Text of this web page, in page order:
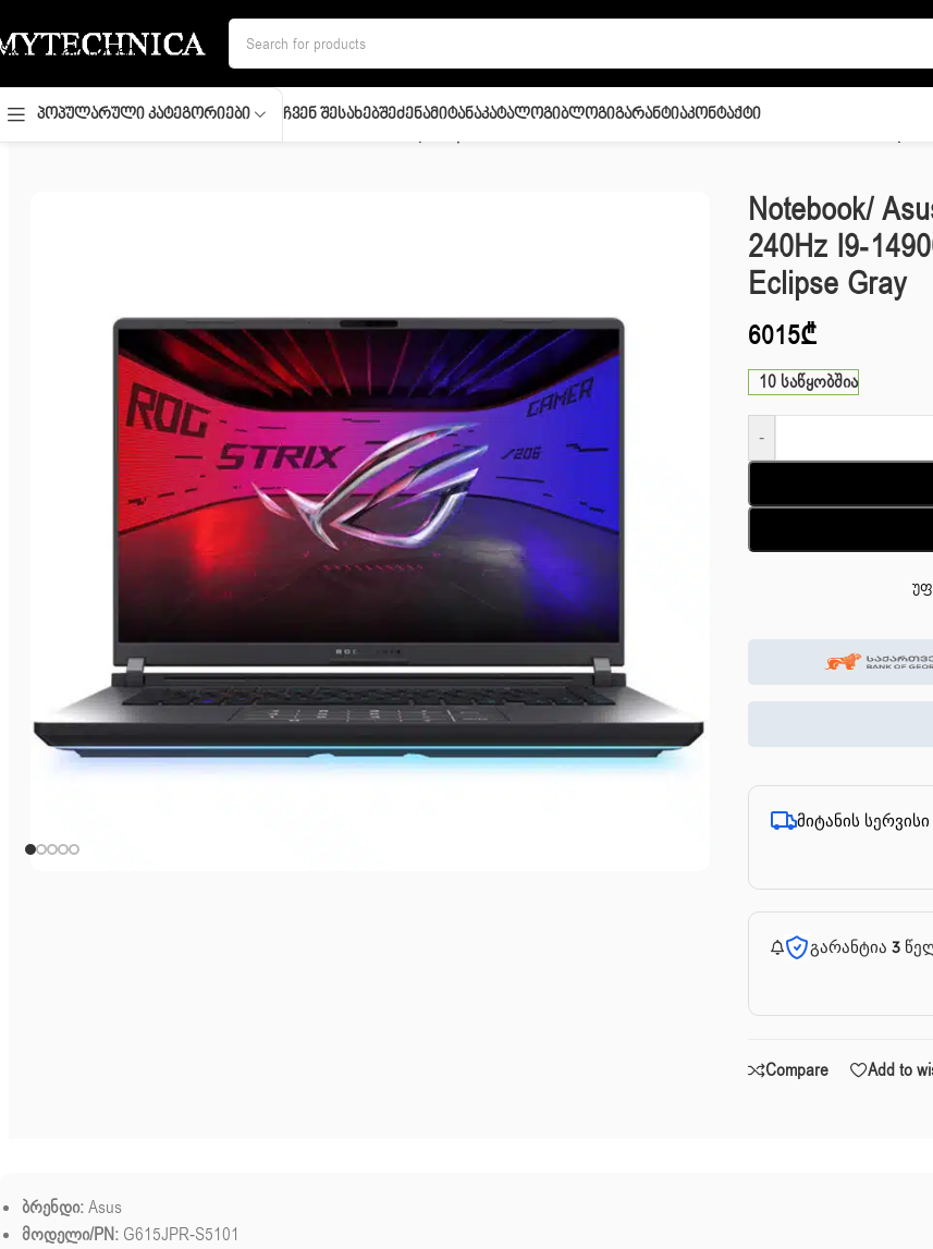
Skip to main content
Პოპულარული Კატეგორიები Ჩვენ ᲨესახებᲨეძენაᲛიტანაᲙატალოგიᲑლოგიᲒარანტიაᲙონტაქტი
Notebook/
240Hz I9-
Eclipse Gray
6015₾
10 საწყობშია
-
მიტანის სერვისი
გარანტია 3
Compare Add to
ბრენდი:Asus
მოდელი/PN: G615JPR-S5101